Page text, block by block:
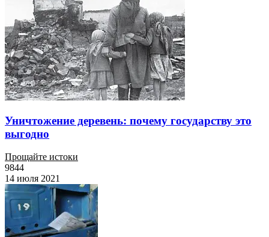
Уничтожение деревень: почему государству это
выгодно
Прощайте истоки
9844
14 июля 2021